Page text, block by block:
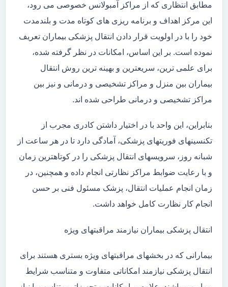
مطابق انتظاری که از مراکز آمبولانس خصوصی می رود،
این مرکز اهداف و برنامه ریزی های کوتاه مدت و بلندمدت
خود را با در اولویت قرار دادن انتقال پزشکی بیماران تعریف
نموده است. بر این اساس، امکانات در نظر گرفته شده،
برای علمی ترین، سریعترین و بهینه ترین روش انتقال
بیماران بین منزل و مراکز تشخیصی و درمانی و نیز بین
مراکز تشخیصی و درمانی طراحی شده اند.
بنابراین، این واحد با در اختیار داشتن کادری مجرب از
تکنسینهای فوریتهای پزشکی، آمادگی دارد تا در هر ساعت از
شبانه روز، سرویسهای انتقال پزشکی را در کوتاهترین زمان
و با رعایت ضوابط مراکز نظارتی انجام داده و همچنین، در
زمان انجام عملیات انتقال، پزشک مسئول فنی بر حسن
انجام کار نظارت کامل خواهد داشت.
انتقال پزشکی بیماران نیازمند مراقبتهای ویژه
بیمارانی که در بخشهای مراقبتهای ویژه بستری هستند برای
انتقال پزشکی نیازمند امکاناتی متفاوت و متناسب شرایط